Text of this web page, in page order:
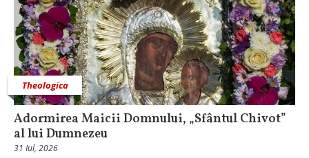
Theologica
Adormirea Maicii Domnului, „Sfântul Chivot”
al lui Dumnezeu
31 Iul, 2026